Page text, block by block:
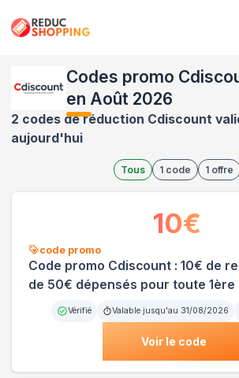
Codes promo
en Août 2026
2 codes de réduction Cdiscount
aujourd'hui
Tous 1 code 1 offre
code promo
Code promo Cdiscount : 10€ de
de 50€ dépensés pour toute 1ère
Vérifié Valable jusqu'au 31/08/2026
Voir le code
10€